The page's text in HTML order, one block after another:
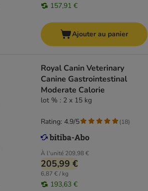
157,91 €
Ajouter au panier
Royal Canin Veterinary
Canine Gastrointestinal
Moderate Calorie
lot % : 2 x 15 kg
À l'unité 209,98 €
205,99 €
6,87 € / kg
193,63 €
Rating: 4.9/5 (18)